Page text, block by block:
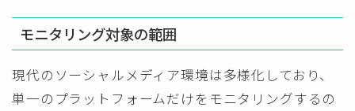
モニタリング対象の範囲
現代のソーシャルメディア環境は多様化しており、
単一のプラットフォームだけをモニタリングするの